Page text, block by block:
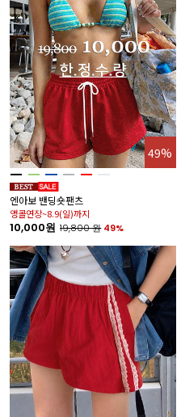
49%
엔아보 밴딩숏팬츠
앵콜연장~8.9(일)까지
10,000원 19,800원 49%